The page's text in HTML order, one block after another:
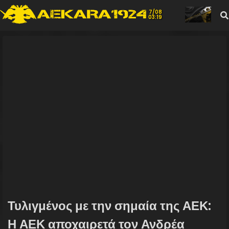
7/08
03:19
Τυλιγμένος με την σημαία της ΑΕΚ:
Η ΑΕΚ αποχαιρετά τον Ανδρέα